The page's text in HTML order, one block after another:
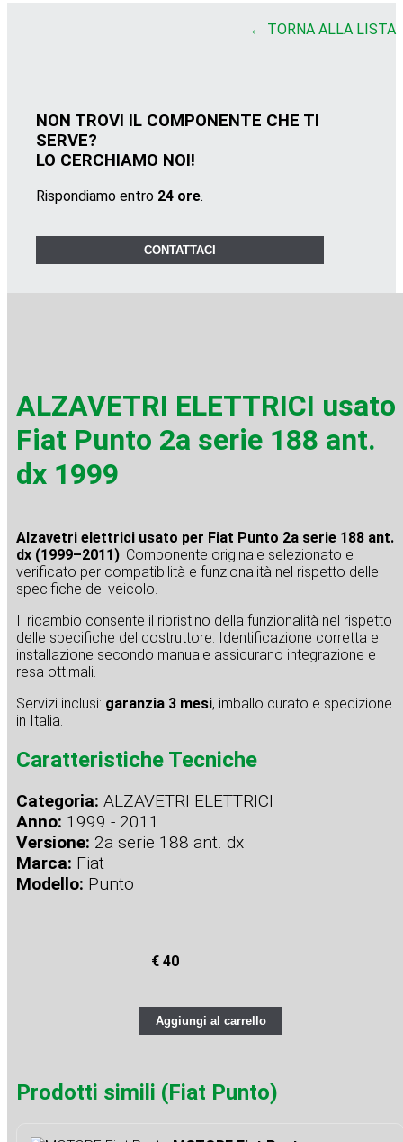
← TORNA ALLA LISTA
NON TROVI IL COMPONENTE CHE TI
SERVE?
LO CERCHIAMO NOI!
Rispondiamo entro 24 ore.
CONTATTACI
ALZAVETRI ELETTRICI usato
Fiat Punto 2a serie 188 ant.
dx 1999
Alzavetri elettrici usato per Fiat Punto 2a serie 188 ant.
dx (1999–2011). Componente originale selezionato e
verificato per compatibilità e funzionalità nel rispetto delle
specifiche del veicolo.
Il ricambio consente il ripristino della funzionalità nel rispetto
delle specifiche del costruttore. Identificazione corretta e
installazione secondo manuale assicurano integrazione e
resa ottimali.
Servizi inclusi: garanzia 3 mesi, imballo curato e spedizione
in Italia.
Caratteristiche Tecniche
Categoria: ALZAVETRI ELETTRICI
Anno: 1999 - 2011
Versione: 2a serie 188 ant. dx
Marca: Fiat
Modello: Punto
€ 40
Aggiungi al carrello
Prodotti simili (Fiat Punto)